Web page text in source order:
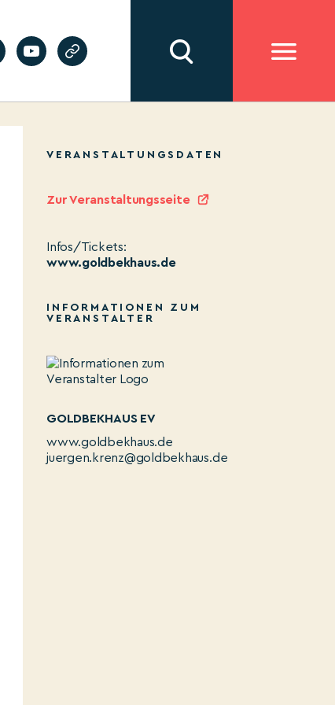
VERANSTALTUNGSDATEN
Zur Veranstaltungsseite
Infos/Tickets:
www.goldbekhaus.de
INFORMATIONEN ZUM
VERANSTALTER
GOLDBEKHAUS EV
www.goldbekhaus.de
juergen.krenz@goldbekhaus.de